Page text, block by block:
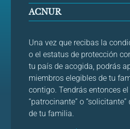
ACNUR
Una vez que recibas la
o el estatus de protección
tu país de acogida, podrás
miembros elegibles de tu
contigo. Tendrás entonces
“patrocinante” o
de tu familia.